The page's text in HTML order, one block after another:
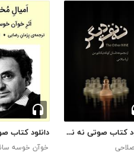
دانلود کتاب صوتی نه نفر دیگر
صلاحی خوآن خوسه